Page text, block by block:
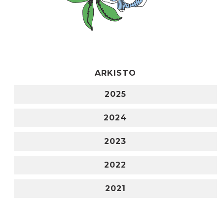
ARKISTO
2025
2024
2023
2022
2021